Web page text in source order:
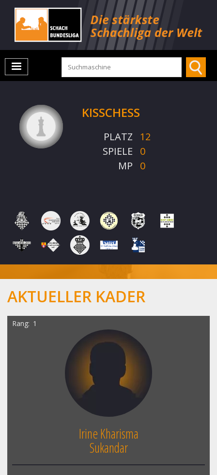
KISSCHESS
PLATZ
12
SPIELE
0
MP
0
AKTUELLER KADER
Rang 1
Irine Kharisma
Sukandar